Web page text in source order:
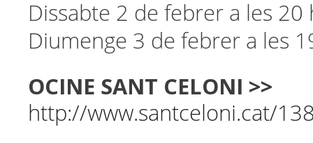
Dissabte 2 de febrer a les 20
Diumenge 3 de febrer a les
OCINE SANT CELONI >>
http://www.santceloni.cat/